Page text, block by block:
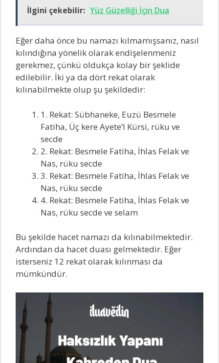
İlgini çekebilir: Yüz Güzelliği İçin Dua
Eğer daha önce bu namazı kılmamışsanız, nasıl
kılındığına yönelik olarak endişelenmeniz
gerekmez, çünkü oldukça kolay bir şeklide
edilebilir. İki ya da dört rekat olarak
kılınabilmekte olup şu şekildedir:
1. Rekat: Sübhaneke, Euzü Besmele
Fatiha, Üç kere Ayete’l Kürsi, rüku ve
secde
2. Rekat: Besmele Fatiha, İhlas Felak ve
Nas, rüku secde
3. Rekat: Besmele Fatiha, İhlas Felak ve
Nas, rüku secde
4. Rekat: Besmele Fatiha, İhlas Felak ve
Nas, rüku secde ve selam
Bu şekilde hacet namazı da kılınabilmektedir.
Ardından da hacet duası gelmektedir. Eğer
isterseniz 12 rekat olarak kılınması da
mümkündür.